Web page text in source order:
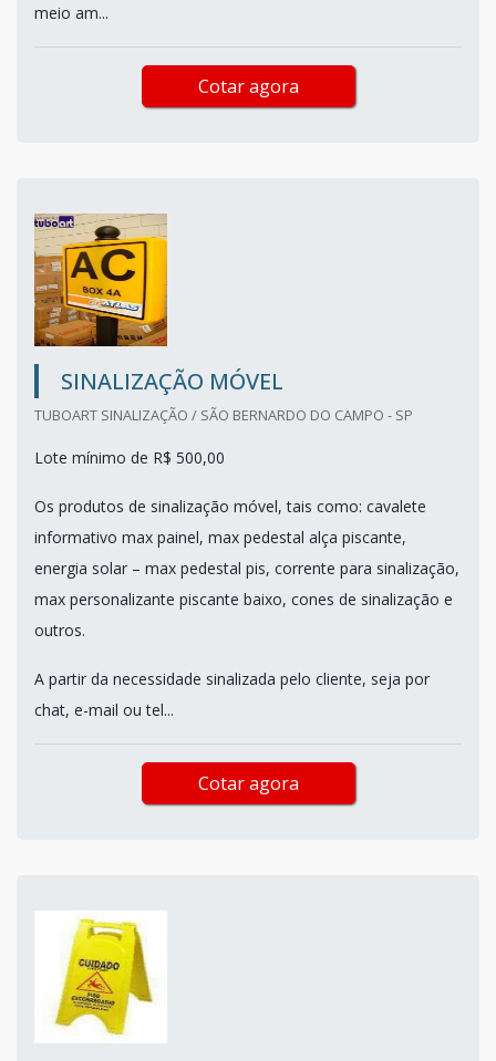
meio am...
Cotar agora
SINALIZAÇÃO MÓVEL
TUBOART SINALIZAÇÃO / SÃO BERNARDO DO CAMPO - SP
Lote mínimo de R$ 500,00
Os produtos de sinalização móvel, tais como: cavalete
informativo max painel, max pedestal alça piscante,
energia solar – max pedestal pis, corrente para sinalização,
max personalizante piscante baixo, cones de sinalização e
outros.
A partir da necessidade sinalizada pelo cliente, seja por
chat, e-mail ou tel...
Cotar agora